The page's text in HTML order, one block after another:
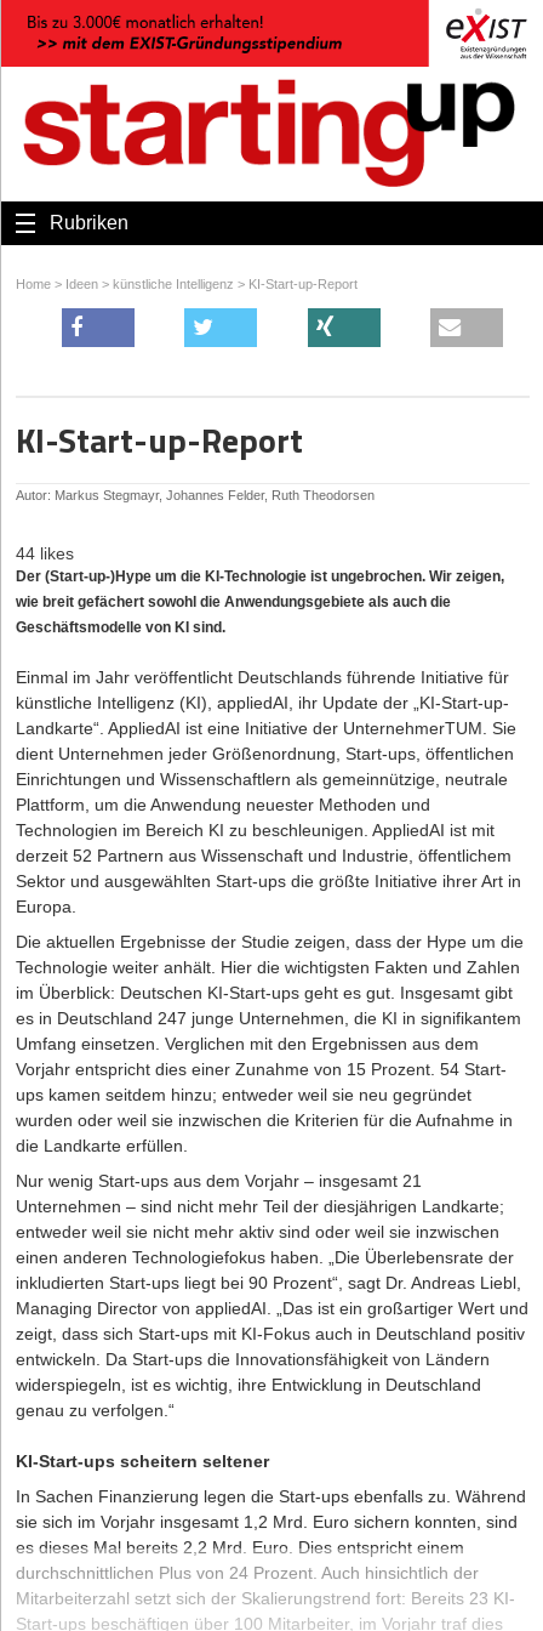
Rubriken
Home > Ideen > künstliche Intelligenz > KI-Start-up-Report
KI-Start-up-Report
Autor: Markus Stegmayr, Johannes Felder, Ruth Theodorsen
44 likes
Der (Start-up-)Hype um die KI-Technologie ist ungebrochen. Wir zeigen,
wie breit gefächert sowohl die Anwendungs­gebiete als auch die
Geschäftsmodelle von KI sind.
Einmal im Jahr veröffentlicht Deutschlands führende Initiative für
künstliche Intelligenz (KI), applied­AI, ihr Update der „KI-Start-up-
Landkarte“. AppliedAI ist eine Initiative der UnternehmerTUM. Sie
dient Unternehmen jeder Größen­ordnung, Start-ups, öffentlichen
Einrichtungen und Wissenschaftlern als gemeinnützige, neutrale
Plattform, um die Anwendung neuester Methoden und
Technologien im Bereich KI zu beschleunigen. AppliedAI ist mit
derzeit 52 Partnern aus Wissenschaft und Industrie, öffentlichem
Sektor und ausgewählten Start-ups die größte Initiative ihrer Art in
Europa.
Die aktuellen Ergebnisse der Studie zeigen, dass der Hype um die
Technologie weiter anhält. Hier die wichtigsten Fakten und Zahlen
im Überblick: Deutschen KI-Start-ups geht es gut. Insgesamt gibt
es in Deutschland 247 junge Unternehmen, die KI in signifikantem
Umfang einsetzen. Verglichen mit den Ergebnissen aus dem
Vorjahr entspricht dies einer Zunahme von 15 Prozent. 54 Start-
ups kamen seitdem hinzu; entweder weil sie neu gegründet
wurden oder weil sie inzwischen die Kriterien für die Aufnahme in
die Landkarte erfüllen.
Nur wenig Start-ups aus dem Vorjahr – insgesamt 21
Unternehmen – sind nicht mehr Teil der diesjährigen Landkarte;
entweder weil sie nicht mehr aktiv sind oder weil sie inzwischen
einen anderen Technologiefokus haben. „Die Überlebensrate der
inkludierten Start-ups liegt bei 90 Prozent“, sagt Dr. Andreas Liebl,
Managing Director von ­appliedAI. „Das ist ein großartiger Wert und
zeigt, dass sich Start-ups mit KI-Fokus auch in Deutschland positiv
entwickeln. Da Start-ups die Innovationsfähigkeit von Ländern
widerspiegeln, ist es wichtig, ihre Entwicklung in Deutschland
genau zu verfolgen.“
KI-Start-ups scheitern seltener
In Sachen Finanzierung legen die Start-ups ebenfalls zu. Während
sie sich im Vorjahr insgesamt 1,2 Mrd. Euro sichern konnten, sind
es dieses Mal bereits 2,2 Mrd. Euro. Dies entspricht einem
durchschnittlichen Plus von 24 Prozent. Auch hinsichtlich der
Mitarbeiterzahl setzt sich der Skalierungstrend fort: Bereits 23 KI-
Start-ups beschäftigen über 100 Mitarbeiter, im Vorjahr traf dies